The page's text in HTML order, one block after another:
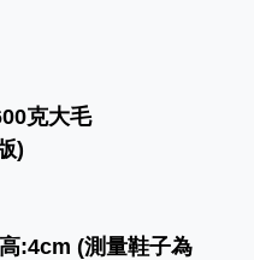
克大毛
)
:4cm (測量鞋子為